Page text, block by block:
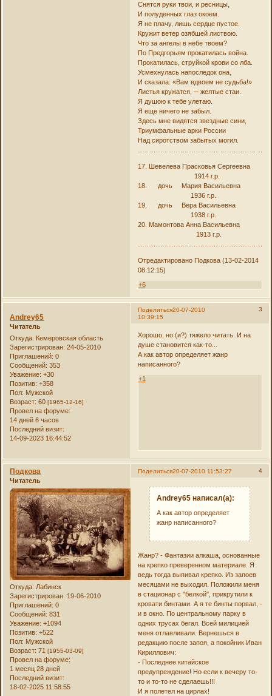
Снятся руки твои, и ресницы,
И полуденных глаз окоем.
Я не плачу, лишь сердце пустое.
Кружит ветер озябшей листвою.
Что за ангелы в небе твоем?
По Предгорьям прокатилась война.
Прокатилась, струйкой крови со лба.
Усмехнулась напоследок она,
И сказала: «Вам вдвоем не судьба!»
Листья кружатся, ─ желтые стаи.
Я душою к тебе улетаю.
Я еще ничего не забыл.
Здесь мне видятся звездные сини,
Триумфальные арки России
Над сиротством забытых могил.
17. Шевелева Прасковья Сергеевна
1914 г.р.
18. дочь Мария Васильевна
1936 г.р.
19. дочь Вера Васильевна
1938 г.р.
20. Мамонтова Анна Васильевна
1913 г.р.
Отредактировано Подкова (13-02-2014
08:12:15)
+6
Поделиться 3
20-07-2010
10:39:15
Andrey65
Читатель
Откуда: Кемеровская область
Зарегистрирован: 24-05-2010
Приглашений: 0
Сообщений: 353
Уважение: +30
Позитив: +358
Пол: Мужской
Возраст: 60[1965-12-16]
Провел на форуме:
14 дней 6 часов
Последний визит:
14-09-2023 16:44:52
Хорошо, но (и?) тяжело читать. И на
душе становится как-то...
А как автор определяет жанр
написанного?
+1
Поделиться 4
20-07-2010 11:53:27
Подкова
Читатель
Откуда: Лабинск
Зарегистрирован: 19-06-2010
Приглашений: 0
Сообщений: 831
Уважение: +1094
Позитив: +522
Пол: Мужской
Возраст: 71[1955-03-09]
Провел на форуме:
1 месяц 28 дней
Последний визит:
18-02-2025 11:58:55
Andrey65 написал(а):
А как автор определяет
жанр написанного?
Жанр? - Фантазии алкаша, основанные
на крепко преверенном материале. Я
ведь тогда выпивал крепко. Из запоев
месяцами не выходил. Положили меня
в стационар с "белкой", прикрутили к
кровати бинтами. А я те бинты порвал, -
и в окно. По центральному парку в
одних трусах бегал. Всей милицией
меня отлавливали. Вернешься в
редакцию после запоя, а покойник Иван
Кириллович:
- Последнее китайское
предупреждение! Но если к вечеру то-
то и то-то не сделаешь!!!
И я полетел на цирлах!